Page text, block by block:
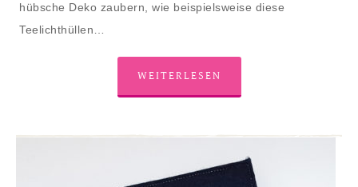
hübsche Deko zaubern, wie beispielsweise diese
Teelichthüllen…
WEITERLESEN